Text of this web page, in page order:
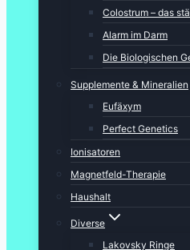
Colostrum – das
Alarm im Darm
Die Biologischen
Supplemente & Mineralien
Eufäxym
Perfect Genetics
Ionisatoren
Magnetfeld-Therapie
Haushalt
Diverse
Lakovsky Ringe